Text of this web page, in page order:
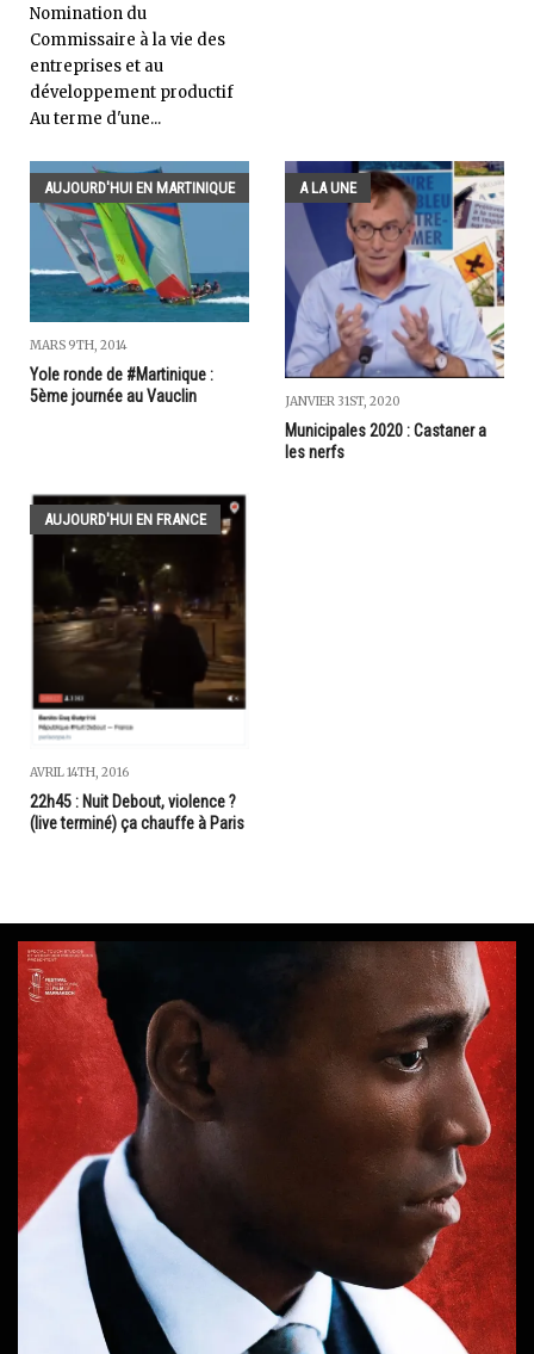
Nomination du
Commissaire à la vie des
entreprises et au
développement productif
Au terme d'une...
AUJOURD'HUI EN MARTINIQUE
MARS 9TH, 2014
Yole ronde de #Martinique :
5ème journée au Vauclin
A LA UNE
JANVIER 31ST, 2020
Municipales 2020 : Castaner a
les nerfs
AUJOURD'HUI EN FRANCE
AVRIL 14TH, 2016
22h45 : Nuit Debout, violence ?
(live terminé) ça chauffe à Paris